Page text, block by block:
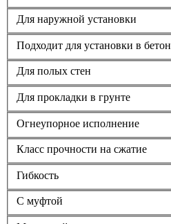
Для наружной установки
Подходит для установки в бетон
Для полых стен
Для прокладки в грунте
Огнеупорное исполнение
Класс прочности на сжатие
Гибкость
С муфтой